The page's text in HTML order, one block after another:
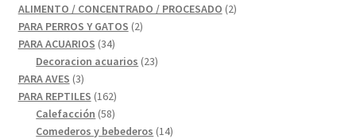
producto
ALIMENTO / CONCENTRADO / PROCESADO 22
PARA PERROS Y GATOS 22
PARA ACUARIOS 3434
productos
Decoracion acuarios 2323
PARA AVES 33
productos
PARA REPTILES 162162
productos
Calefacción 5858
productos
Comederos y bebederos 1414